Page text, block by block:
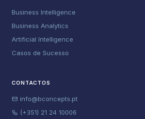
Business Intelligence
Business Analytics
Artificial Intelligence
Casos de Sucesso
CONTACTOS
info@bconcepts.pt
(+351) 21 24 10006